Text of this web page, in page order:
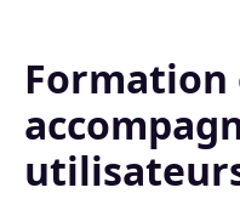
Formation